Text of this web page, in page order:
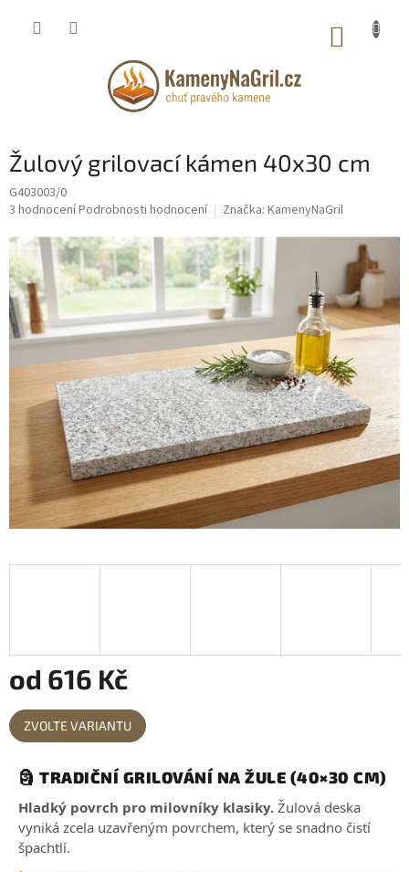
Žulový grilovací kámen 40x30 cm
G403003/0
Průměrné
produktu
je
5,0
z
5
hvězdiček.
3 hodnoceníPodrobnosti hodnocení Značka: KamenyNaGril
od 616 Kč
Měrná
cena:ZVOLTE VARIANTU
🗿 TRADIČNÍ GRILOVÁNÍ NA ŽULE (40×30 CM)
Hladký povrch pro milovníky klasiky. Žulová deska
vyniká zcela uzavřeným povrchem, který se snadno čistí
špachtlí.